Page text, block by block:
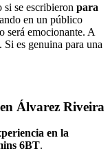
si se escribieron para
en un público
será emocionante. A
Si es genuina para una
Álvarez Riveira
en la
6BT.